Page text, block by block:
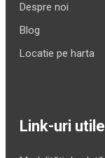
Despre noi
Blog
Locatie pe harta
Link-uri utile